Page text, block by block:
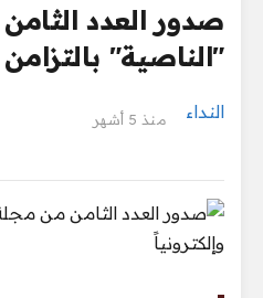
صدور العدد
"الناصية" بالتزامن
النداء منذ 5 أشهر